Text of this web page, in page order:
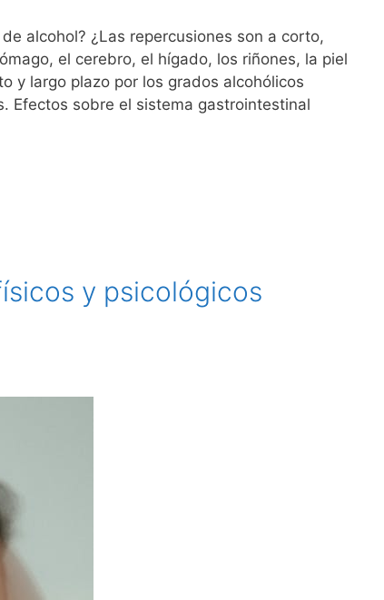
alcohol? ¿Las repercusiones son a corto,
el cerebro, el hígado, los riñones, la piel
y largo plazo por los grados alcohólicos
Efectos sobre el sistema gastrointestinal
y psicológicos